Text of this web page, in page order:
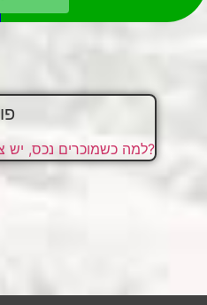
למה כשמוכרים נכס, יש צורך במתווך?